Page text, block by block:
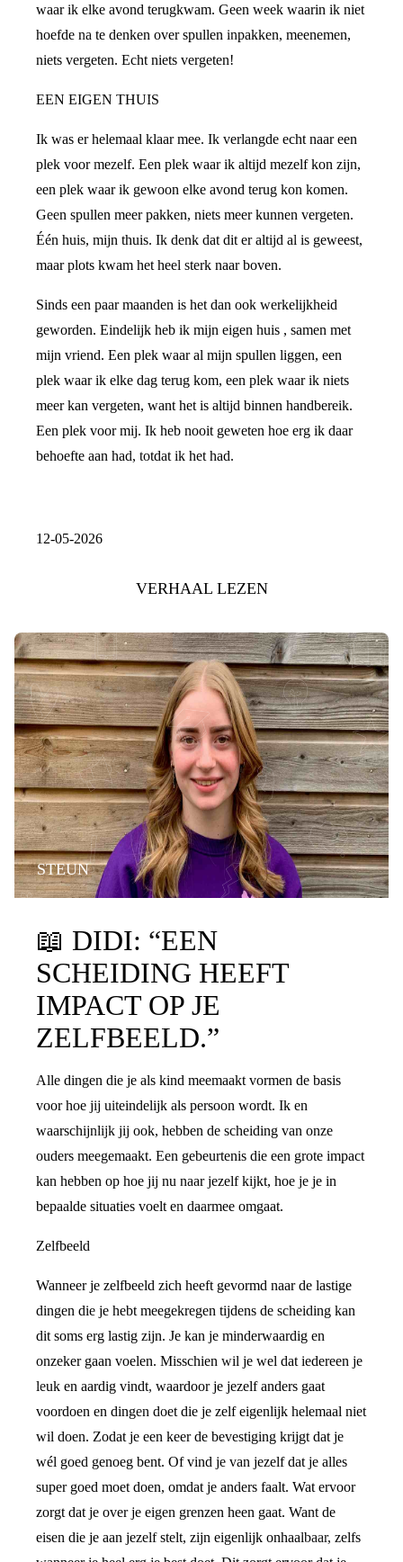
waar ik elke avond terugkwam. Geen week waarin ik niet
hoefde na te denken over spullen inpakken, meenemen,
niets vergeten. Echt niets vergeten!
EEN EIGEN THUIS
Ik was er helemaal klaar mee. Ik verlangde echt naar een
plek voor mezelf. Een plek waar ik altijd mezelf kon zijn,
een plek waar ik gewoon elke avond terug kon komen.
Geen spullen meer pakken, niets meer kunnen vergeten.
Één huis, mijn thuis. Ik denk dat dit er altijd al is geweest,
maar plots kwam het heel sterk naar boven.
Sinds een paar maanden is het dan ook werkelijkheid
geworden. Eindelijk heb ik mijn eigen huis , samen met
mijn vriend. Een plek waar al mijn spullen liggen, een
plek waar ik elke dag terug kom, een plek waar ik niets
meer kan vergeten, want het is altijd binnen handbereik.
Een plek voor mij. Ik heb nooit geweten hoe erg ik daar
behoefte aan had, totdat ik het had.
12-05-2026
VERHAAL LEZEN
STEUN
📖 DIDI: “EEN
SCHEIDING HEEFT
IMPACT OP JE
ZELFBEELD.”
Alle dingen die je als kind meemaakt vormen de basis
voor hoe jij uiteindelijk als persoon wordt. Ik en
waarschijnlijk jij ook, hebben de scheiding van onze
ouders meegemaakt. Een gebeurtenis die een grote impact
kan hebben op hoe jij nu naar jezelf kijkt, hoe je je in
bepaalde situaties voelt en daarmee omgaat.
Zelfbeeld
Wanneer je zelfbeeld zich heeft gevormd naar de lastige
dingen die je hebt meegekregen tijdens de scheiding kan
dit soms erg lastig zijn. Je kan je minderwaardig en
onzeker gaan voelen. Misschien wil je wel dat iedereen je
leuk en aardig vindt, waardoor je jezelf anders gaat
voordoen en dingen doet die je zelf eigenlijk helemaal niet
wil doen. Zodat je een keer de bevestiging krijgt dat je
wél goed genoeg bent. Of vind je van jezelf dat je alles
super goed moet doen, omdat je anders faalt. Wat ervoor
zorgt dat je over je eigen grenzen heen gaat. Want de
eisen die je aan jezelf stelt, zijn eigenlijk onhaalbaar, zelfs